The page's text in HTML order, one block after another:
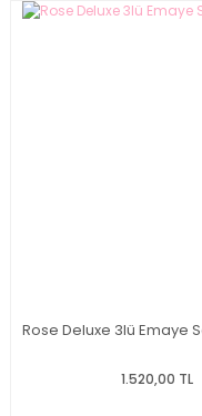
Rose Deluxe 3lü Emaye
1.520,00 TL